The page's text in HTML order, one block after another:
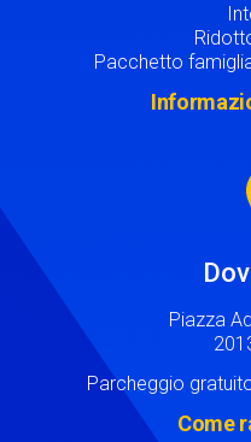
Pacchetto
Piazza
Parcheggio
Come